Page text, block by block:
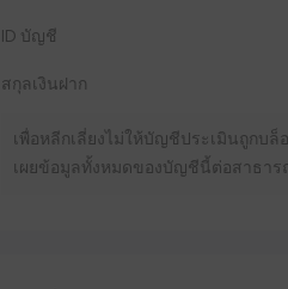
ID บัญชี
สกุลเงินฝาก
เพื่อหลีกเลี่ยงไม่ให้บัญชีประเมินถูกบล็อ
เผยข้อมูลทั้งหมดของบัญชีนี้ต่อสาธาร